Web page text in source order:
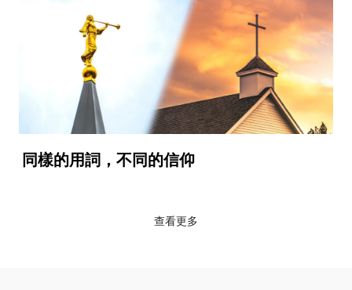
同樣的用詞，不同的信仰
查看更多